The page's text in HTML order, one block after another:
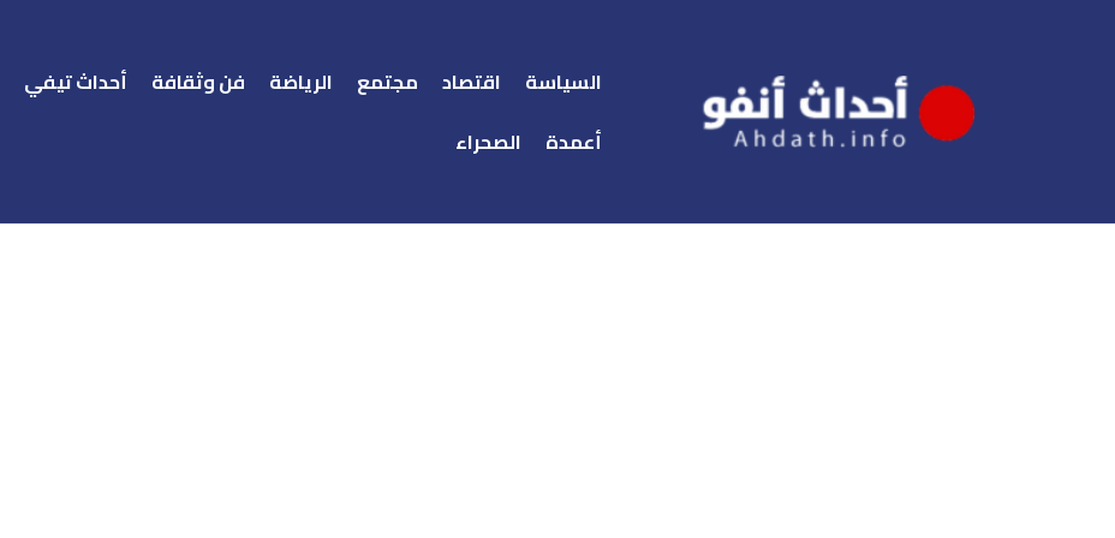
السياسة اقتصاد مجتمع الرياضة فن وثقافة أحداث تيفي
أعمدة
الصحراء